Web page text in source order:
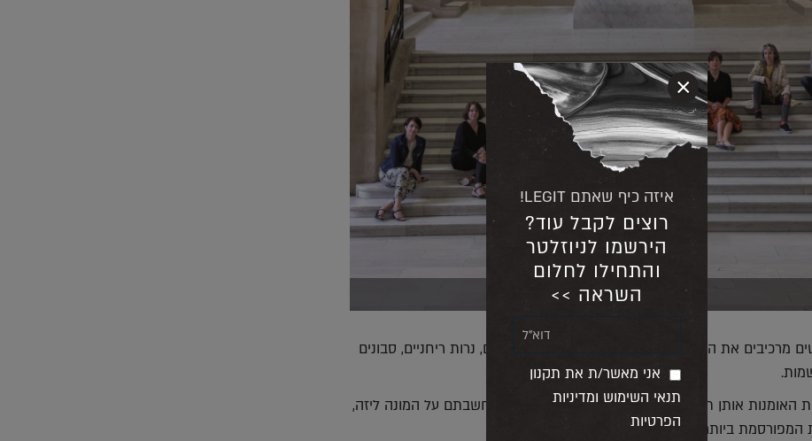
מרכיבים את הקולקציה ולהם קו מוצרים הכולל בשמים, נרות ריחניים, סבונים
האומנות אותן תוכל להריח ברחובות פריז השנה? אם חשבתם על המונה ליזה,
ביותר של המוזיאון נשארה מאחור.
איזה כיף שאתם LEGIT!
רוצים לקבל עוד?
הירשמו לניוזלטר
והתחילו לחלום
השראה >>
אני מאשר/ת את תקנון
תנאי השימוש ומדיניות
הפרטיות
×